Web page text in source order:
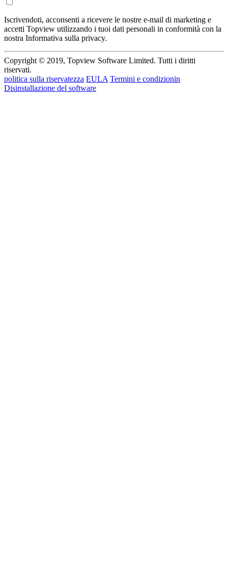
Iscrivendoti, acconsenti a ricevere le nostre e-mail di marketing e
accetti Topview utilizzando i tuoi dati personali in conformità con la
nostra Informativa sulla privacy.
Copyright © 2019, Topview Software Limited. Tutti i diritti
riservati.
politica sulla riservatezza EULA Termini e condizionin
Disinstallazione del software